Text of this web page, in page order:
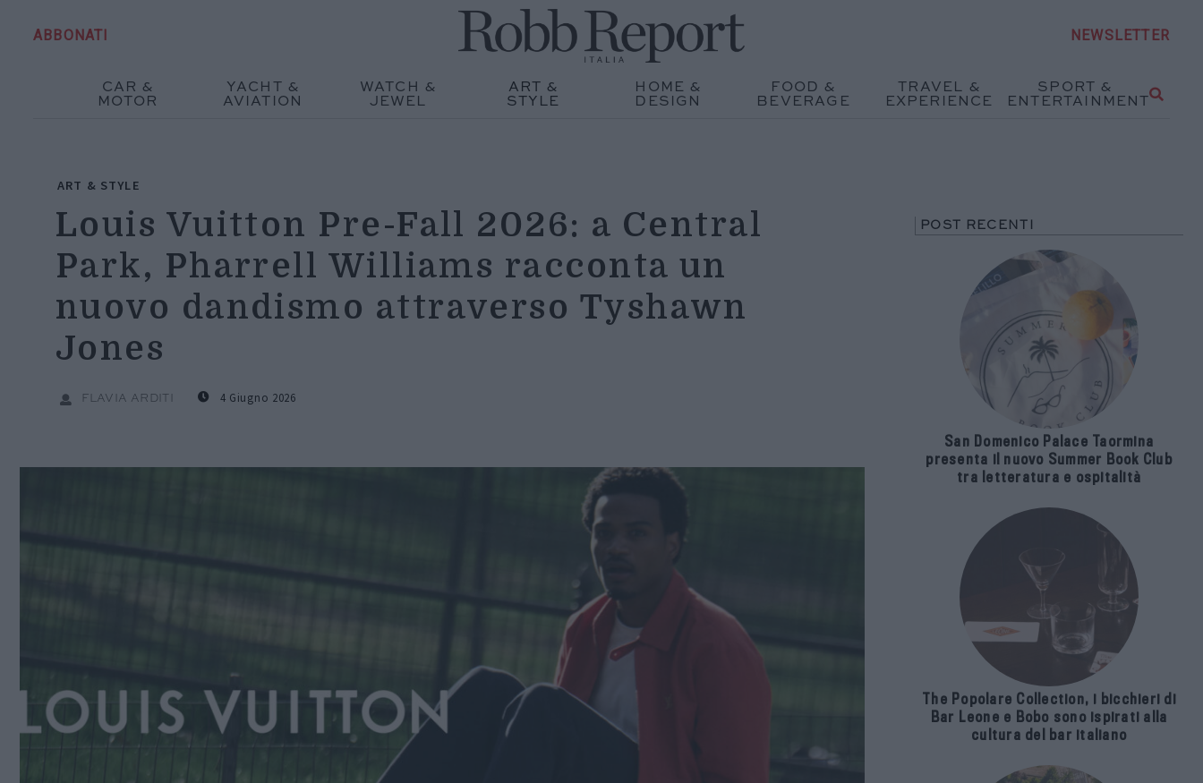
ABBONATI NEWSLETTER
CAR &
MOTOR
YACHT &
AVIATION
WATCH &
JEWEL
ART &
STYLE
HOME &
DESIGN
FOOD &
BEVERAGE
TRAVEL &
EXPERIENCE
SPORT &
ENTERTAINMENT
ART & STYLE
Louis Vuitton Pre-Fall 2026: a Central
Park, Pharrell Williams racconta un
nuovo dandismo attraverso Tyshawn
Jones
FLAVIA ARDITI 4 Giugno 2026
POST RECENTI
San Domenico Palace Taormina
presenta il nuovo Summer Book Club
tra letteratura e ospitalità
The Popolare Collection, i bicchieri di
Bar Leone e Bobo sono ispirati alla
cultura del bar italiano